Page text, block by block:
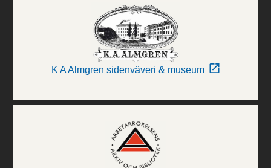
K A Almgren sidenväveri & museum